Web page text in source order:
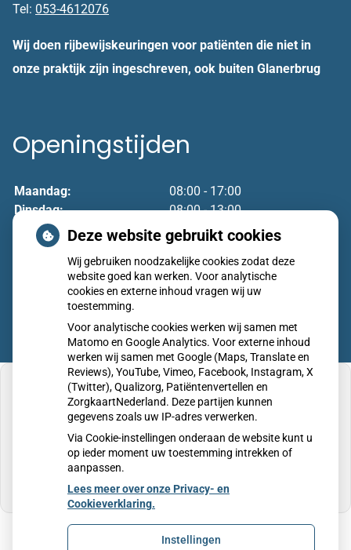
Tel: 053-4612076
Wij doen rijbewijskeuringen voor patiënten die niet in
onze praktijk zijn ingeschreven, ook buiten Glanerbrug
Openingstijden
Maandag:
08:00 - 17:00
Dinsdag:
08:00 - 13:00
Woensdag:
08:00 - 17:00
Donderdag:
08:00 - 17:00
08:00 - 17:00
U heeft geen toestemming gegeven voor
externe inhoud die nodig is om dit te zien.
Cookie-instellingen wijzigen
Deze website gebruikt cookies
Wij gebruiken noodzakelijke cookies zodat deze
website goed kan werken. Voor analytische
cookies en externe inhoud vragen wij uw
toestemming.
Voor analytische cookies werken wij samen met
Matomo en Google Analytics. Voor externe inhoud
werken wij samen met Google (Maps, Translate en
Reviews), YouTube, Vimeo, Facebook, Instagram, X
(Twitter), Qualizorg, Patiëntenvertellen en
ZorgkaartNederland. Deze partijen kunnen
gegevens zoals uw IP-adres verwerken.
Via Cookie-instellingen onderaan de website kunt u
op ieder moment uw toestemming intrekken of
aanpassen.
Lees meer over onze Privacy- en
Cookieverklaring.
Instellingen